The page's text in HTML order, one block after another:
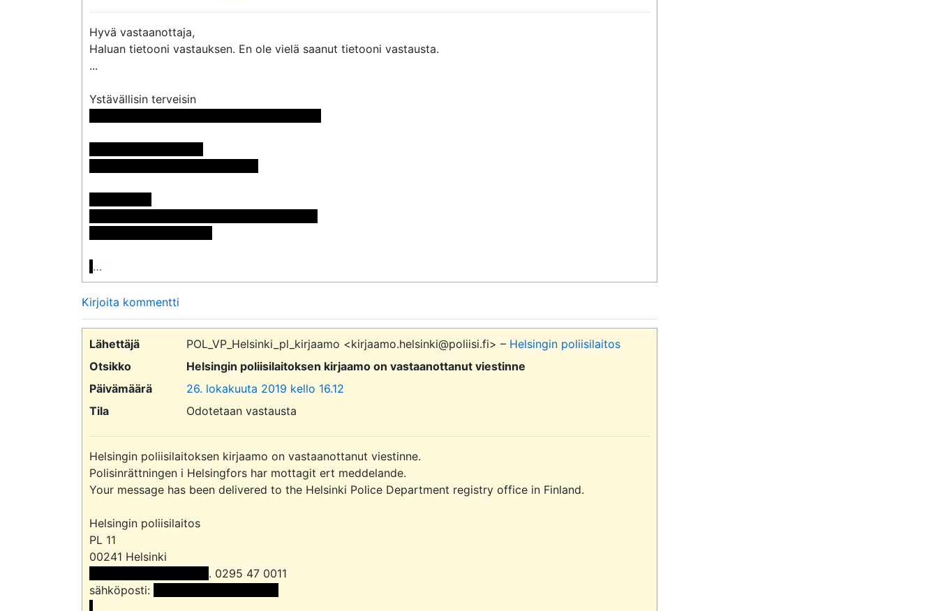
Hyvä vastaanottaja,
Haluan tietooni vastauksen. En ole vielä saanut tietooni vastausta.
...
…
Kirjoita kommentti
Lähettäjä POL_VP_Helsinki_pl_kirjaamo <kirjaamo.helsinki@poliisi.fi> – Helsingin poliisilaitos
Otsikko
Helsingin poliisilaitoksen kirjaamo on vastaanottanut viestinne
Päivämäärä
26. lokakuuta 2019 kello 16.12
Tila
Odotetaan vastausta
Helsingin poliisilaitoksen kirjaamo on vastaanottanut viestinne.
Polisinrättningen i Helsingfors har mottagit ert meddelande.
Your message has been delivered to the Helsinki Police Department registry office in Finland.
Helsingin poliisilaitos
PL 11
. 0295 47 0011
sähköposti: